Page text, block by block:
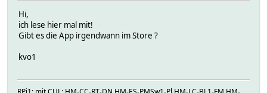
Hi,
ich lese hier mal mit!
Gibt es die App irgendwann im Store ?
kvo1